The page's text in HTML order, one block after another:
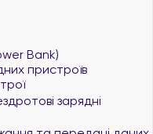
Bank)
пристроїв
зарядні